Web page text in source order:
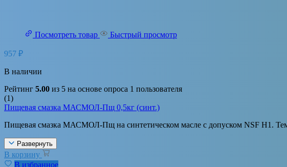
Посмотреть товар Быстрый просмотр
957 ₽
В наличии
Рейтинг 5.00 из 5 на основе опроса 1 пользователя
(1)
Пищевая смазка МАСМОЛ-Пщ 0,5кг (синт.)
Пищевая смазка МАСМОЛ-Пщ на синтетическом масле с допуском NSF H1.
Развернуть
В корзину
В избранное